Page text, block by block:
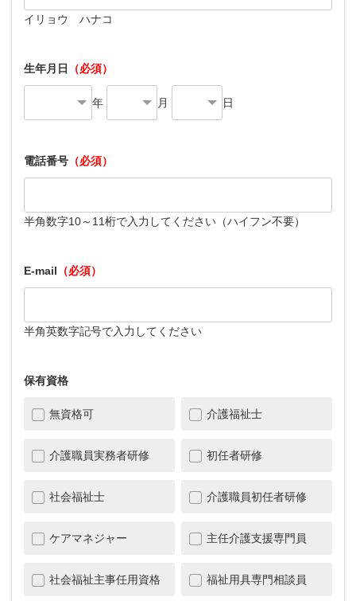
イリョウ ハナコ
生年月日 （必須）
年 月 日
電話番号 （必須）
半角数字10～11桁で入力してください（ハイフン不要）
E-mail （必須）
半角英数字記号で入力してください
保有資格
無資格可 介護福祉士
介護職員実務者研修 初任者研修
社会福祉士 介護職員初任者研修
ケアマネジャー 主任介護支援専門員
社会福祉主事任用資格 福祉用具専門相談員